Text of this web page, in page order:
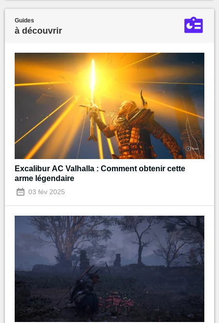
Guides
à découvrir
Excalibur AC Valhalla : Comment obtenir cette
arme légendaire
03 fév 2025